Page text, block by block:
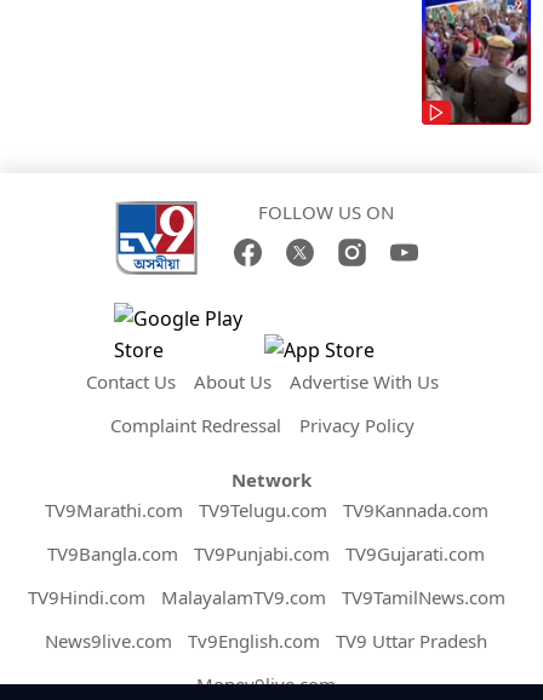
FOLLOW US ON
Contact Us About Us
Advertise With Us
Complaint Redressal
Privacy Policy
Network
TV9Marathi.com
TV9Telugu.com
TV9Kannada.com
TV9Bangla.com
TV9Punjabi.com
TV9Gujarati.com
TV9Hindi.com
MalayalamTV9.com
TV9TamilNews.com
News9live.com
Tv9English.com
TV9 Uttar Pradesh
Money9live.com